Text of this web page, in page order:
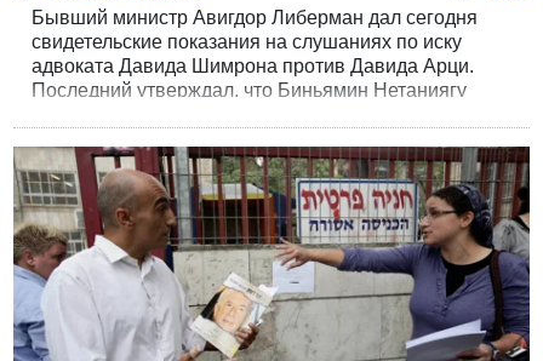
Бывший министр Авигдор Либерман дал сегодня
свидетельские показания на слушаниях по иску
адвоката Давида Шимрона против Давида Арци.
Последний утверждал, что Биньямин Нетаниягу
государственные посты.